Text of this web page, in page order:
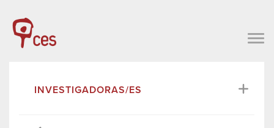
INVESTIGADORAS/ES